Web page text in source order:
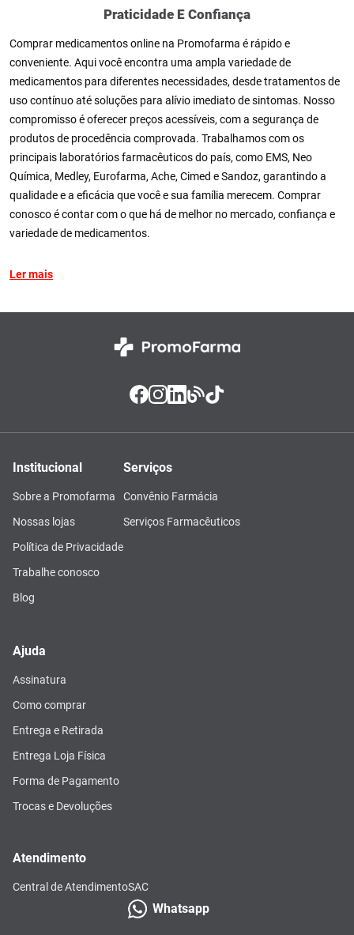
Praticidade E Confiança
Comprar medicamentos online na Promofarma é rápido e
conveniente. Aqui você encontra uma ampla variedade de
medicamentos para diferentes necessidades, desde tratamentos de
uso contínuo até soluções para alívio imediato de sintomas. Nosso
compromisso é oferecer preços acessíveis, com a segurança de
produtos de procedência comprovada. Trabalhamos com os
principais laboratórios farmacêuticos do país, como EMS, Neo
Química, Medley, Eurofarma, Ache, Cimed e Sandoz, garantindo a
qualidade e a eficácia que você e sua família merecem. Comprar
conosco é contar com o que há de melhor no mercado, confiança e
variedade de medicamentos.
Ler mais
Institucional
Sobre a Promofarma
Nossas lojas
Política de Privacidade
Trabalhe conosco
Blog
Serviços
Convênio Farmácia
Serviços Farmacêuticos
Ajuda
Assinatura
Como comprar
Entrega e Retirada
Entrega Loja Física
Forma de Pagamento
Trocas e Devoluções
Atendimento
Central de AtendimentoSAC
Whatsapp